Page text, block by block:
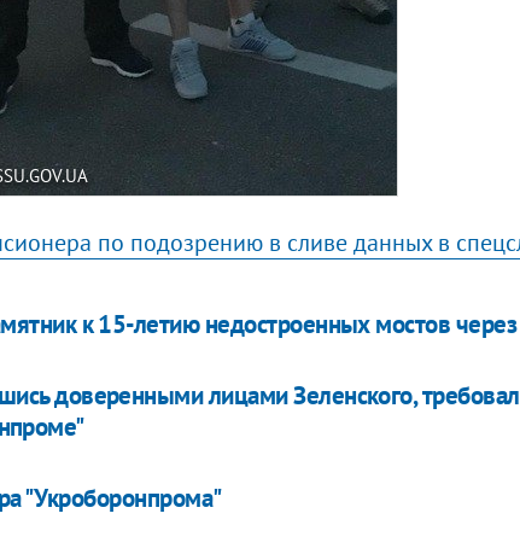
по подозрению в сливе данных в
к 15-летию недостроенных мостов
доверенными лицами Зеленского,
"Укроборонпрома"